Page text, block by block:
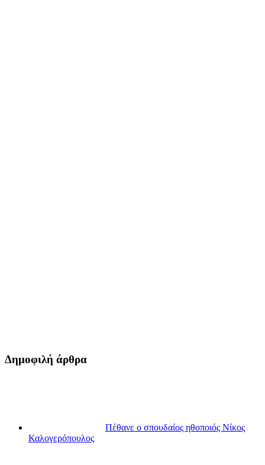
Δημοφιλή άρθρα
Πέθανε ο σπουδαίος ηθοποιός Νίκος
Καλογερόπουλος